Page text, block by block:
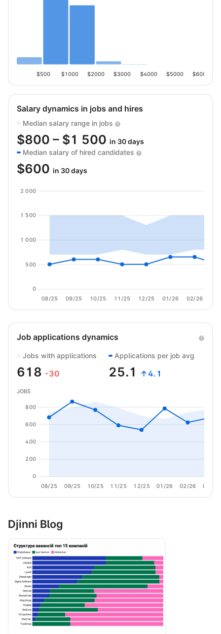
$500 $1000 $2000 $3000 $4000 $5000 $6000
Salary dynamics in jobs and hires
Median salary range in jobs
$800 – $1 500 in 30 days
Median salary of hired candidates
$600 in 30 days
08/25 09/25 10/25 11/25 12/25 01/26 02/26
0
500
1 000
1 500
2 000
Job applications dynamics
Jobs with applications
618 -30
Applications per job avg
25.1 ↑4.1
08/25 09/25 10/25 11/25 12/25 01/26 02/26 03/26
0
200
400
600
800
JOBS
Djinni Blog